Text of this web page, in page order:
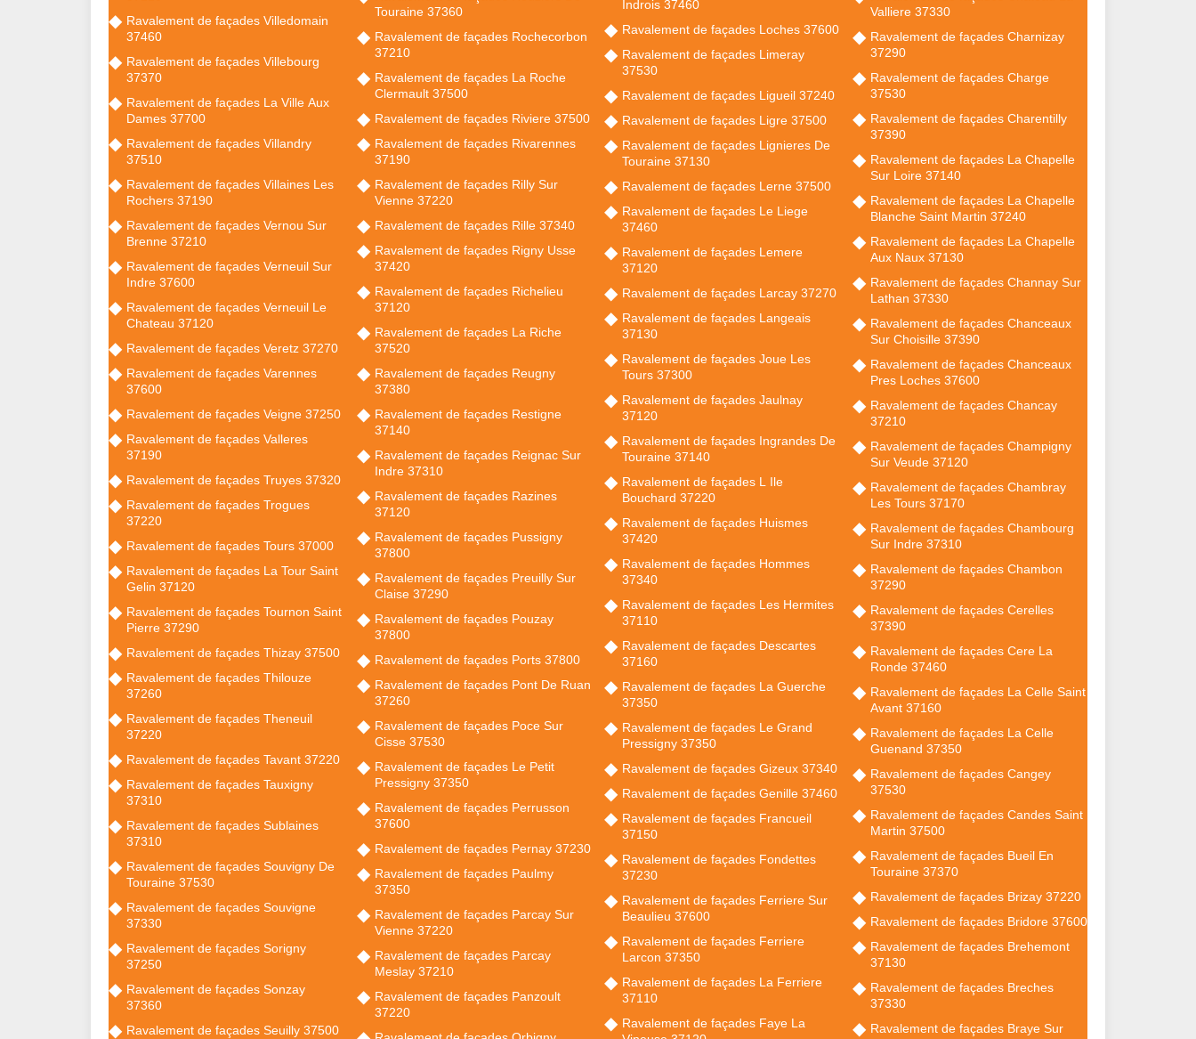
Ravalement de façades Villedomain
37460
Ravalement de façades Villebourg
37370
Ravalement de façades La Ville Aux
Dames 37700
Ravalement de façades Villandry
37510
Ravalement de façades Villaines Les
Rochers 37190
Ravalement de façades Vernou Sur
Brenne 37210
Ravalement de façades Verneuil Sur
Indre 37600
Ravalement de façades Verneuil Le
Chateau 37120
Ravalement de façades Veretz 37270
Ravalement de façades Varennes
37600
Ravalement de façades Veigne 37250
Ravalement de façades Valleres
37190
Ravalement de façades Truyes 37320
Ravalement de façades Trogues
37220
Ravalement de façades Tours 37000
Ravalement de façades La Tour Saint
Gelin 37120
Ravalement de façades Tournon Saint
Pierre 37290
Ravalement de façades Thizay 37500
Ravalement de façades Thilouze
37260
Ravalement de façades Theneuil
37220
Ravalement de façades Tavant 37220
Ravalement de façades Tauxigny
37310
Ravalement de façades Sublaines
37310
Ravalement de façades Souvigny De
Touraine 37530
Ravalement de façades Souvigne
37330
Ravalement de façades Sorigny
37250
Ravalement de façades Sonzay
37360
Ravalement de façades Seuilly 37500
Touraine 37360
Ravalement de façades Rochecorbon
37210
Ravalement de façades La Roche
Clermault 37500
Ravalement de façades Riviere 37500
Ravalement de façades Rivarennes
37190
Ravalement de façades Rilly Sur
Vienne 37220
Ravalement de façades Rille 37340
Ravalement de façades Rigny Usse
37420
Ravalement de façades Richelieu
37120
Ravalement de façades La Riche
37520
Ravalement de façades Reugny
37380
Ravalement de façades Restigne
37140
Ravalement de façades Reignac Sur
Indre 37310
Ravalement de façades Razines
37120
Ravalement de façades Pussigny
37800
Ravalement de façades Preuilly Sur
Claise 37290
Ravalement de façades Pouzay
37800
Ravalement de façades Ports 37800
Ravalement de façades Pont De Ruan
37260
Ravalement de façades Poce Sur
Cisse 37530
Ravalement de façades Le Petit
Pressigny 37350
Ravalement de façades Perrusson
37600
Ravalement de façades Pernay 37230
Ravalement de façades Paulmy
37350
Ravalement de façades Parcay Sur
Vienne 37220
Ravalement de façades Parcay
Meslay 37210
Ravalement de façades Panzoult
37220
Indrois 37460
Ravalement de façades Loches 37600
Ravalement de façades Limeray
37530
Ravalement de façades Ligueil 37240
Ravalement de façades Ligre 37500
Ravalement de façades Lignieres De
Touraine 37130
Ravalement de façades Lerne 37500
Ravalement de façades Le Liege
37460
Ravalement de façades Lemere
37120
Ravalement de façades Larcay 37270
Ravalement de façades Langeais
37130
Ravalement de façades Joue Les
Tours 37300
Ravalement de façades Jaulnay
37120
Ravalement de façades Ingrandes De
Touraine 37140
Ravalement de façades L Ile
Bouchard 37220
Ravalement de façades Huismes
37420
Ravalement de façades Hommes
37340
Ravalement de façades Les Hermites
37110
Ravalement de façades Descartes
37160
Ravalement de façades La Guerche
37350
Ravalement de façades Le Grand
Pressigny 37350
Ravalement de façades Gizeux 37340
Ravalement de façades Genille 37460
Ravalement de façades Francueil
37150
Ravalement de façades Fondettes
37230
Ravalement de façades Ferriere Sur
Beaulieu 37600
Ravalement de façades Ferriere
Larcon 37350
Ravalement de façades La Ferriere
37110
Ravalement de façades Faye La
Valliere 37330
Ravalement de façades Charnizay
37290
Ravalement de façades Charge
37530
Ravalement de façades Charentilly
37390
Ravalement de façades La Chapelle
Sur Loire 37140
Ravalement de façades La Chapelle
Blanche Saint Martin 37240
Ravalement de façades La Chapelle
Aux Naux 37130
Ravalement de façades Channay Sur
Lathan 37330
Ravalement de façades Chanceaux
Sur Choisille 37390
Ravalement de façades Chanceaux
Pres Loches 37600
Ravalement de façades Chancay
37210
Ravalement de façades Champigny
Sur Veude 37120
Ravalement de façades Chambray
Les Tours 37170
Ravalement de façades Chambourg
Sur Indre 37310
Ravalement de façades Chambon
37290
Ravalement de façades Cerelles
37390
Ravalement de façades Cere La
Ronde 37460
Ravalement de façades La Celle Saint
Avant 37160
Ravalement de façades La Celle
Guenand 37350
Ravalement de façades Cangey
37530
Ravalement de façades Candes Saint
Martin 37500
Ravalement de façades Bueil En
Touraine 37370
Ravalement de façades Brizay 37220
Ravalement de façades Bridore 37600
Ravalement de façades Brehemont
37130
Ravalement de façades Breches
37330
Ravalement de façades Braye Sur